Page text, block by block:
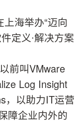
海举办“迈向
定义∙解决方案
前叫VMware
Log Insight
，以助力IT运营
障企业内外的